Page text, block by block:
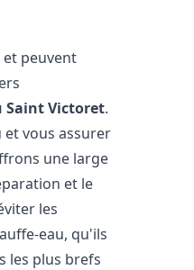
peuvent
Saint Victoret.
vous assurer
une large
et le
les
eau, qu'ils
les plus brefs